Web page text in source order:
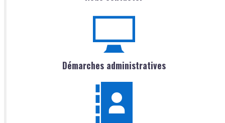
Démarches administratives